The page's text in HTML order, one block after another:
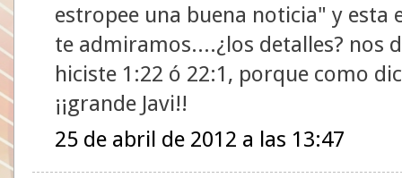
estropee una buena noticia" y esta
te admiramos....¿los detalles? nos
hiciste 1:22 ó 22:1, porque como
¡¡grande Javi!!
25 de abril de 2012 a las 13:47